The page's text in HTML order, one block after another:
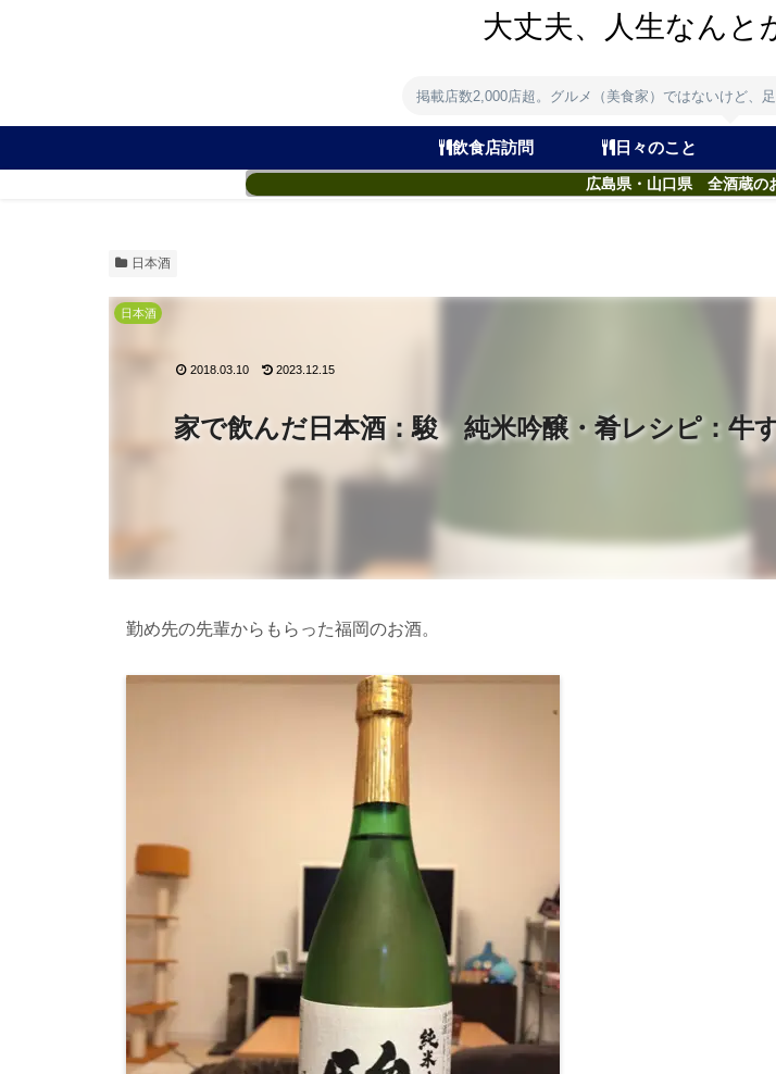
大丈夫、人生なんと
掲載店数2,000店超。グルメ（美食家）ではないけど、
飲食店訪問 日々のこと
広島県・山口県 全酒蔵の
日本酒
家で飲んだ日本酒：駿 純米吟醸・肴レシピ：牛
日本酒
2018.03.10 2023.12.15
勤め先の先輩からもらった福岡のお酒。